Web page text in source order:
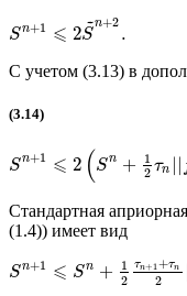
Sn+1 ⩽ 2S
~n+2
.
С учетом (3.13) в
(3.14)
Sn+1 ⩽ 2 (Sn +
1
2 τn ||
Стандартная
(1.4)) имеет вид
Sn+1 ⩽ Sn +
1
2
τn+1 +τn
2